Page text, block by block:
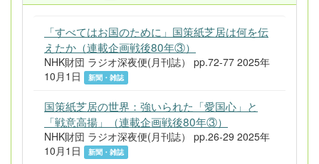
「すべてはお国のために」国策紙芝居は何を伝
えたか（連載企画戦後80年③）
NHK財団 ラジオ深夜便(月刊誌） pp.72-77 2025年
10月1日
新聞・雑誌
国策紙芝居の世界：強いられた「愛国心」と
「戦意高揚」（連載企画戦後80年③）
NHK財団 ラジオ深夜便(月刊誌） pp.26-29 2025年
10月1日
新聞・雑誌